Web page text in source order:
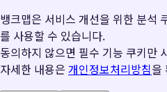
뱅크맵은 서비스 개선을 위한 분석
를 사용할 수 있습니다.
동의하지 않으면 필수 기능 쿠키만
자세한 내용은 개인정보처리방침을